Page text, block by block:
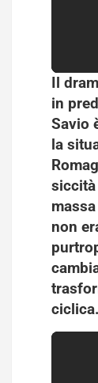
Il
in
Savio
la
siccità
non
ciclica.